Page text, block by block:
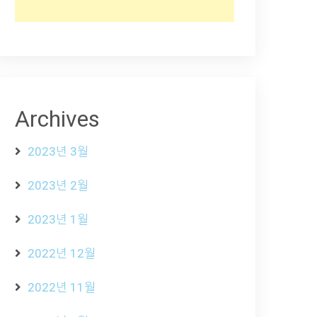
Archives
2023년 3월
2023년 2월
2023년 1월
2022년 12월
2022년 11월